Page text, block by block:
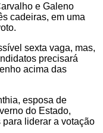
e Galeno
cadeiras, em uma
sexta vaga, mas,
precisará
acima das
esposa de
do Estado,
liderar a votação